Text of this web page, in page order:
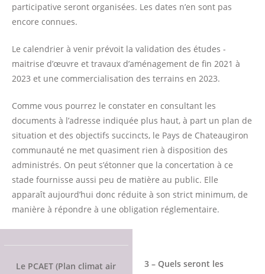
participative seront organisées. Les dates n’en sont pas
encore connues.
Le calendrier à venir prévoit la validation des études -
maitrise d’œuvre et travaux d’aménagement de fin 2021 à
2023 et une commercialisation des terrains en 2023.
Comme vous pourrez le constater en consultant les
documents à l’adresse indiquée plus haut, à part un plan de
situation et des objectifs succincts, le Pays de Chateaugiron
communauté ne met quasiment rien à disposition des
administrés. On peut s’étonner que la concertation à ce
stade fournisse aussi peu de matière au public. Elle
apparaît aujourd’hui donc réduite à son strict minimum, de
manière à répondre à une obligation réglementaire.
Le PCAET (Plan climat air
3 – Quels seront les